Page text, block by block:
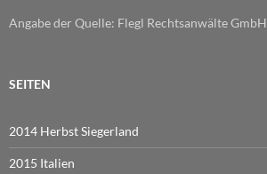
Angabe der Quelle: Flegl Rechtsanwälte GmbH
SEITEN
2014 Herbst Siegerland
2015 Italien